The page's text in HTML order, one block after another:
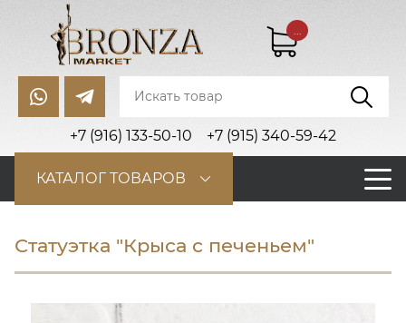
+7 (916) 133-50-10 +7 (915) 340-59-42
...
КАТАЛОГ ТОВАРОВ
Статуэтка "Крыса с печеньем"